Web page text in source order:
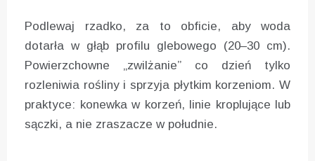
Podlewaj rzadko, za to obficie, aby woda
dotarła w głąb profilu glebowego (20–30 cm).
Powierzchowne „zwilżanie” co dzień tylko
rozleniwia rośliny i sprzyja płytkim korzeniom. W
praktyce: konewka w korzeń, linie kroplujące lub
sączki, a nie zraszacze w południe.